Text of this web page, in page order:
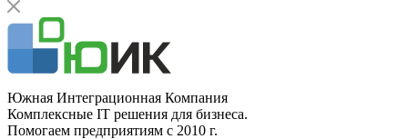
Южная Интеграционная Компания
Комплексные IT решения для бизнеса.
Помогаем предприятиям с 2010 г.